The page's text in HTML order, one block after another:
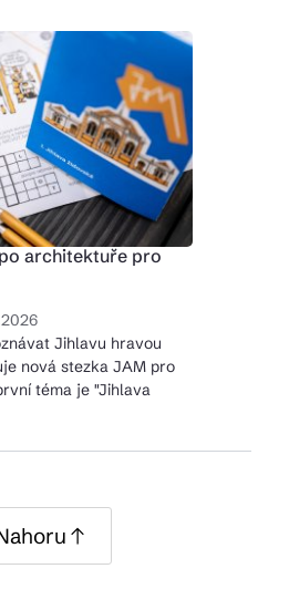
architektuře pro
Jihlavu hravou
nová stezka JAM pro
téma je "Jihlava